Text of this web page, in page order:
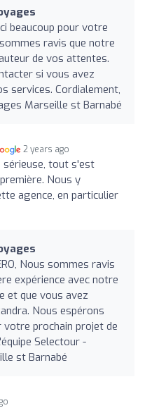
beaucoup pour votre
ravis que notre
de vos attentes.
si vous avez
services. Cordialement,
Marseille st Barnabé
2 years ago
sérieuse, tout s'est
Nous y
agence, en particulier
Nous sommes ravis
expérience avec notre
et que vous avez
Nous espérons
prochain projet de
Selectour -
st Barnabé